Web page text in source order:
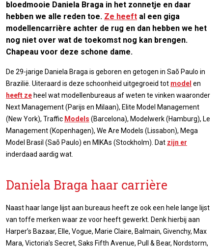
bloedmooie Daniela Braga in het zonnetje en daar
hebben we alle reden toe. Ze heeft al een giga
modellencarrière achter de rug en dan hebben we het
nog niet over wat de toekomst nog kan brengen.
Chapeau voor deze schone dame.
De 29-jarige Daniela Braga is geboren en getogen in Saõ Paulo in
Brazilië. Uiteraard is deze schoonheid uitgegroeid tot model en
heeft ze heel wat modellenbureaus af weten te vinken waaronder
Next Management (Parijs en Milaan), Elite Model Management
(New York), Traffic Models (Barcelona), Modelwerk (Hamburg), Le
Management (Kopenhagen), We Are Models (Lissabon), Mega
Model Brasil (Saõ Paulo) en MIKAs (Stockholm). Dat zijn er
inderdaad aardig wat.
Daniela Braga haar carrière
Naast haar lange lijst aan bureaus heeft ze ook een hele lange lijst
van toffe merken waar ze voor heeft gewerkt. Denk hierbij aan
Harper’s Bazaar, Elle, Vogue, Marie Claire, Balmain, Givenchy, Max
Mara, Victoria’s Secret, Saks Fifth Avenue, Pull & Bear, Nordstorm,